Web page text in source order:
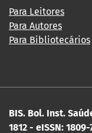
Para Leitores
Para Autores
Para Bibliotecários
BIS. Bol. Inst.
1812 - eISSN: 1809-